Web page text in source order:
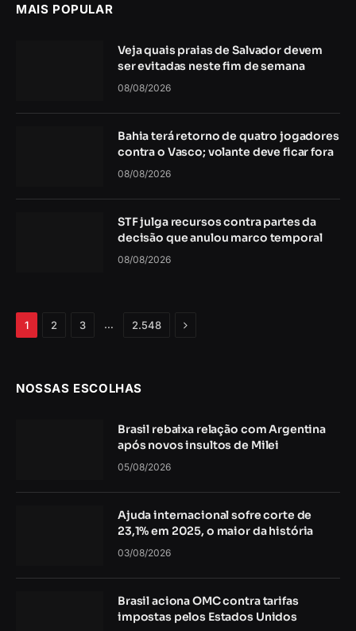
MAIS POPULAR
Veja quais praias de Salvador devem
ser evitadas neste fim de semana
08/08/2026
Bahia terá retorno de quatro jogadores
contra o Vasco; volante deve ficar fora
08/08/2026
STF julga recursos contra partes da
decisão que anulou marco temporal
08/08/2026
1 2 3 … 2.548 Próximo
NOSSAS ESCOLHAS
Brasil rebaixa relação com Argentina
após novos insultos de Milei
05/08/2026
Ajuda internacional sofre corte de
23,1% em 2025, o maior da história
03/08/2026
Brasil aciona OMC contra tarifas
impostas pelos Estados Unidos